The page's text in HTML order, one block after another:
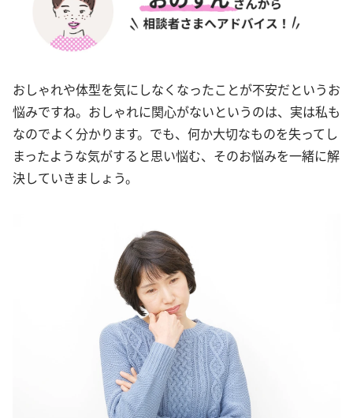
おしゃれや体型を気にしなくなったことが不安だというお
悩みですね。おしゃれに関心がないというのは、実は私も
なのでよく分かります。でも、何か大切なものを失ってし
まったような気がすると思い悩む、そのお悩みを一緒に解
決していきましょう。